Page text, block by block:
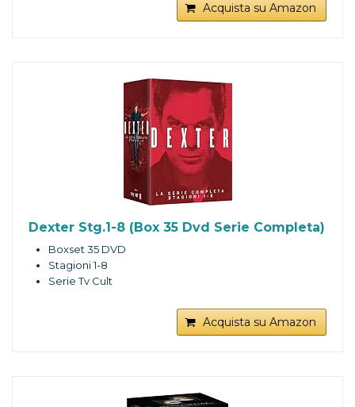
Acquista su Amazon
Dexter Stg.1-8 (Box 35 Dvd Serie Completa)
Boxset 35 DVD
Stagioni 1-8
Serie Tv Cult
Acquista su Amazon